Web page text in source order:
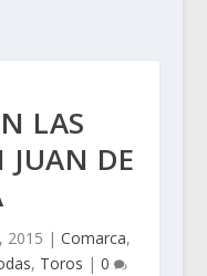
LAS
JUAN DE
2015 |Comarca,
, Toros |0